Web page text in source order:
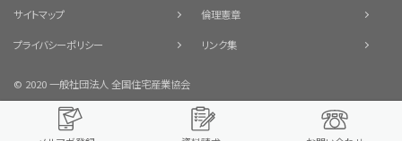
サイトマップ 倫理憲章
プライバシーポリシー リンク集
© 2020 一般社団法人 全国住宅産業協会